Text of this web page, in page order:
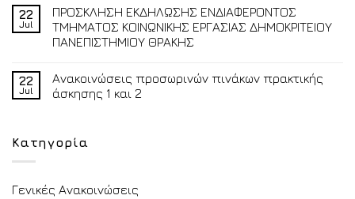
22
Jul
ΠΡΟΣΚΛΗΣΗ ΕΚΔΗΛΩΣΗΣ ΕΝΔΙΑΦΕΡΟΝΤΟΣ
ΤΜΗΜΑΤΟΣ ΚΟΙΝΩΝΙΚΗΣ ΕΡΓΑΣΙΑΣ ΔΗΜΟΚΡΙΤΕΙΟΥ
ΠΑΝΕΠΙΣΤΗΜΙΟΥ ΘΡΑΚΗΣ
22
Jul
Ανακοινώσεις προσωρινών πινάκων πρακτικής
άσκησης 1 και 2
Κατηγορία
Γενικές Ανακοινώσεις